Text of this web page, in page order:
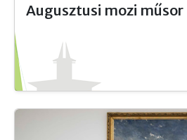
Augusztusi mozi műsor